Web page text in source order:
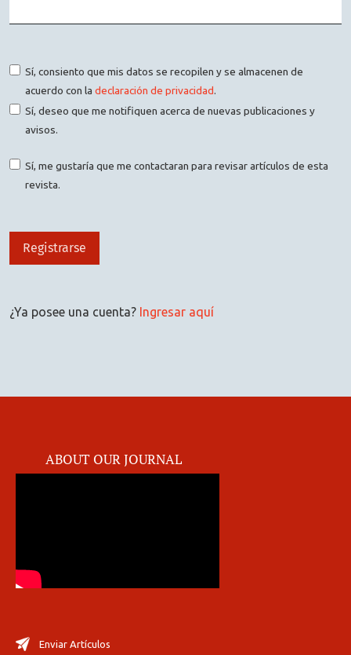
Sí, consiento que mis datos se recopilen y se almacenen de
acuerdo con ladeclaración de privacidad.
Sí, deseo que me notifiquen acerca de nuevas publicaciones y
avisos.
Sí, me gustaría que me contactaran para revisar artículos de esta
revista.
Registrarse
¿Ya posee una cuenta? Ingresar aquí
ABOUT OUR JOURNAL
Enviar Artículos